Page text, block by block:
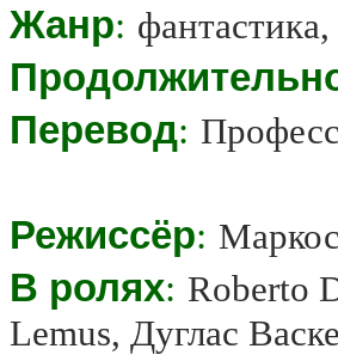
Жанр:
Перевод:
Режиссёр:
В ролях: Roberto
Lemus, Дуглас